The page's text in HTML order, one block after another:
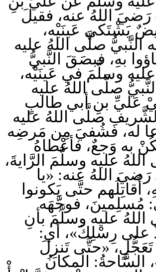
رَضيَ اللهُ عنه، فقيلَ
يَشْتَكي عَينَيْه،
النَّبيُّ صلَّى اللهُ عليه
بهِ، فبصَقَ النَّبيُّ
وسلَّمَ في عَينَيْه،
صلَّى اللهُ عليه
عَليِّ بنِ أبي طالبٍ
صلَّى اللهُ عليه
له، فشُفيَ مِن مَرضِه
به وَجعٌ، فأعْطاهُ
عليه وسلَّمَ الرَّايةَ،
اللهُ عنه: «يا
أُقاتِلُهم حتَّى يَكونوا
مُسلِمينَ، فوجَّهَه
اللهُ عليه وسلَّمَ بأنِ
على رِسْلِكَ»، أي:
تَعَجُّلٍ، «حتَّى تَنزِلَ
السَّاحةُ: المكانُ